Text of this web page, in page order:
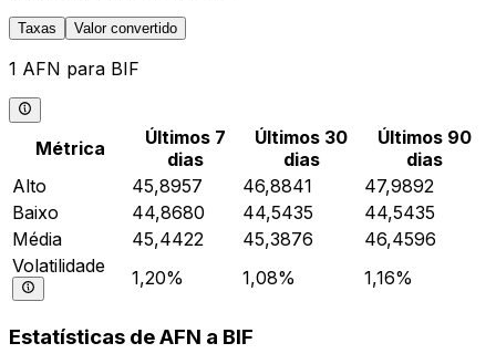
Taxas Valor convertido
1 AFN para BIF
Métrica
Últimos 7
dias
Últimos 30
dias
Últimos 90
dias
Alto
45,8957 46,8841
47,9892
Baixo
44,8680 44,5435
44,5435
Média
45,4422 45,3876
46,4596
Volatilidade
1,20% 1,08% 1,16%
Estatísticas de AFN a BIF